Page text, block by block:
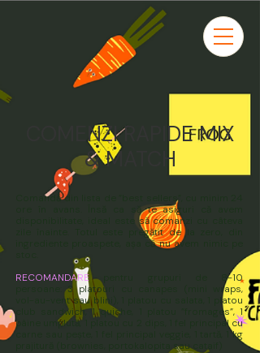
COMENZI RAPIDE MIX
& MATCH
Comandă din lista de ”best sellers”, cu minim 24
ore în avans. Însă ca să te asiguri că avem
disponibilitate, ideal este să comanzi cu câteva
zile înainte. Totul este pregătit de la zero, din
ingrediente proaspete, așa că nu avem nimic pe
RECOMANDARE
pentru grupuri de 8-10
persoane: 3 platouri cu canapes (mini wraps,
vol-au-vent sau blini), 1 platou cu salata, 1 platou
club sandwich, 1 quiche, 1 platou ”fromages”, 1
pâine umplută, 1 platou cu 2 dips, 1 fel principal cu
carne sau pește, 1 fel principal veggie, 1 tartă, 1 kg
prajitură (brownies, portokalopita sau cataif)